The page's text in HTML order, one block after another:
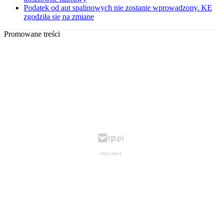
Podatek od aut spalinowych nie zostanie wprowadzony. KE
zgodziła się na zmianę
Promowane treści